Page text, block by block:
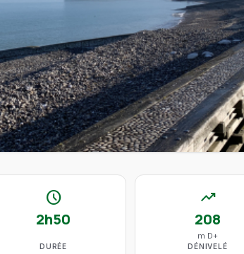
schedule
2h50
DURÉE
trending_up
208
m D+
DÉNIVELÉ